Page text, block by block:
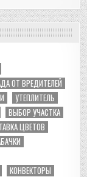
ОТ ВРЕДИТЕЛЕЙ
УТЕПЛИТЕЛЬ
ВЫБОР УЧАСТКА
ЦВЕТОВ
КОНВЕКТОРЫ